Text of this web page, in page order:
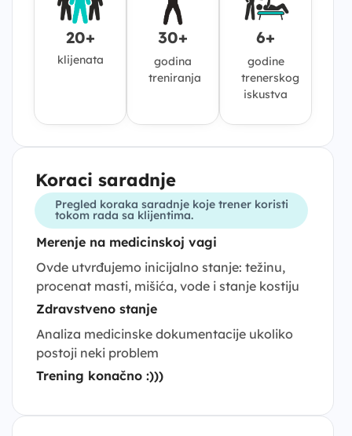
20+
klijenata
30+
godina
treniranja
6+
godine
trenerskog
iskustva
Koraci saradnje
Pregled koraka saradnje koje trener koristi
tokom rada sa klijentima.
Merenje na medicinskoj vagi
Ovde utvrđujemo inicijalno stanje: težinu,
procenat masti, mišića, vode i stanje kostiju
Zdravstveno stanje
Analiza medicinske dokumentacije ukoliko
postoji neki problem
Trening konačno :)))